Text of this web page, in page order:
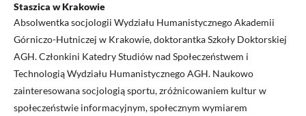
Staszica w Krakowie
Absolwentka socjologii Wydziału Humanistycznego Akademii
Górniczo-Hutniczej w Krakowie, doktorantka Szkoły Doktorskiej
AGH. Członkini Katedry Studiów nad Społeczeństwem i
Technologią Wydziału Humanistycznego AGH. Naukowo
zainteresowana socjologią sportu, zróżnicowaniem kultur w
społeczeństwie informacyjnym, społecznym wymiarem